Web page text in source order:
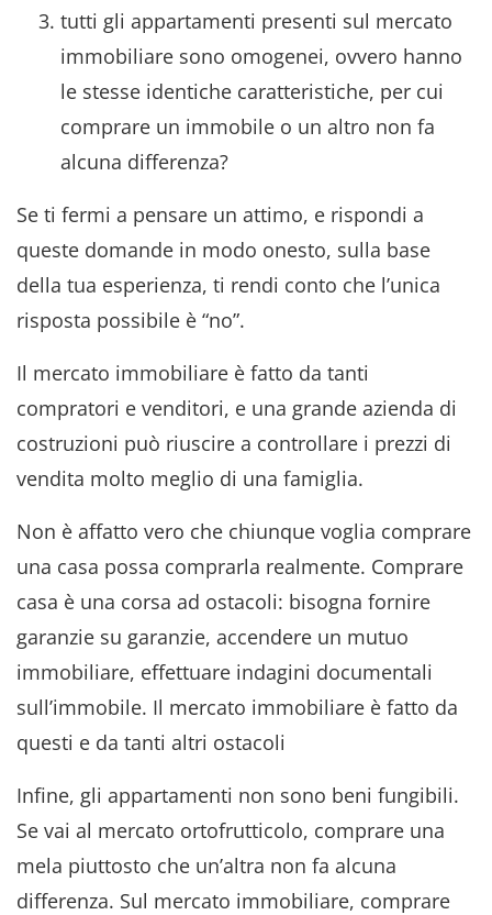
tutti gli appartamenti presenti sul mercato
immobiliare sono omogenei, ovvero hanno
le stesse identiche caratteristiche, per cui
comprare un immobile o un altro non fa
alcuna differenza?
Se ti fermi a pensare un attimo, e rispondi a
queste domande in modo onesto, sulla base
della tua esperienza, ti rendi conto che l’unica
risposta possibile è “no”.
Il mercato immobiliare è fatto da tanti
compratori e venditori, e una grande azienda di
costruzioni può riuscire a controllare i prezzi di
vendita molto meglio di una famiglia.
Non è affatto vero che chiunque voglia comprare
una casa possa comprarla realmente. Comprare
casa è una corsa ad ostacoli: bisogna fornire
garanzie su garanzie, accendere un mutuo
immobiliare, effettuare indagini documentali
sull’immobile. Il mercato immobiliare è fatto da
questi e da tanti altri ostacoli
Infine, gli appartamenti non sono beni fungibili.
Se vai al mercato ortofrutticolo, comprare una
mela piuttosto che un’altra non fa alcuna
differenza. Sul mercato immobiliare, comprare